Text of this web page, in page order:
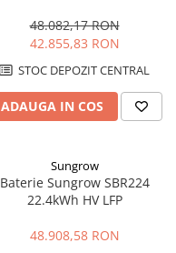
Sungrow, Goodwe, Sofar
48.082,17 RON
42.855,83 RON
STOC DEPOZIT CENTRAL
ADAUGA IN COS
Sungrow
Baterie Sungrow SBR224
22.4kWh HV LFP
48.908,58 RON